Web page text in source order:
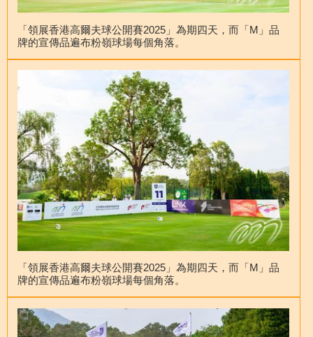
「領展香港高爾夫球公開賽2025」為期四天，而「M」品
牌的宣傳品遍布粉嶺球場每個角落。
「領展香港高爾夫球公開賽2025」為期四天，而「M」品
牌的宣傳品遍布粉嶺球場每個角落。